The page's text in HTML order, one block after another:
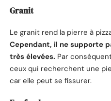
Granit
Le granit rend la pierre à
Cependant, il ne supporte
très élevées. Par
ceux qui recherchent une
car elle peut se fissurer.